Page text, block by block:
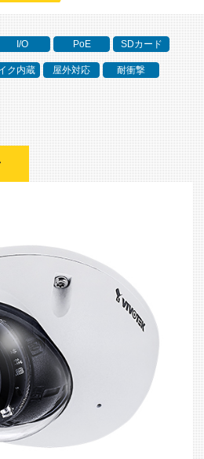
I/O PoE SDカード
ク内蔵 屋外対応 耐衝撃